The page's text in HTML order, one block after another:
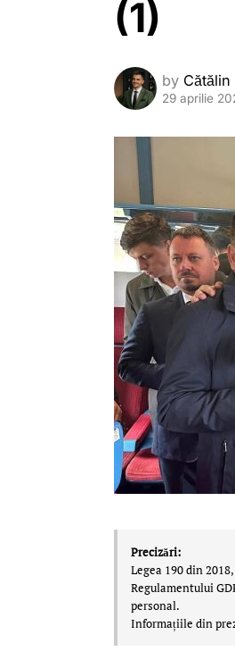
(1)
by
29 aprilie
Precizări:
Legea 190 din
Regulamentului
personal.
Informațiile din